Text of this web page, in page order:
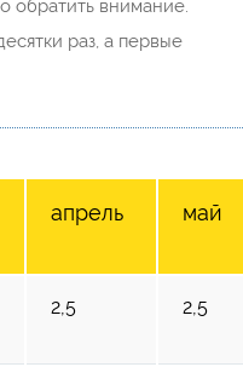
обратить внимание.
раз, а первые
апрель май
2,5 2,5